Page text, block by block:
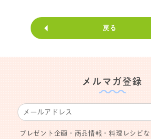
戻る
メルマガ登録
プレゼント企画・商品情報・料理レシピ